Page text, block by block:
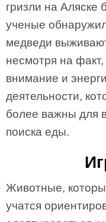
гризли на Аляске
ученые
медведи
несмотря на
внимание и
деятельности,
более важны для
поиска еды.
Животные,
учатся